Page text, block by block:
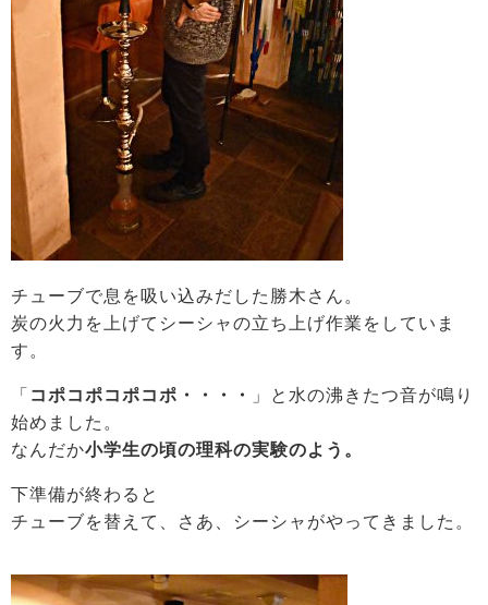
チューブで息を吸い込みだした勝木さん。
炭の火力を上げてシーシャの立ち上げ作業をしていま
す。
「 コポコポコポコポ・・・・
」と水の沸きたつ音が鳴り
始めました。
なんだか小学生の頃の理科の実験のよう。
下準備が終わると
チューブを替えて、さあ、シーシャがやってきました。